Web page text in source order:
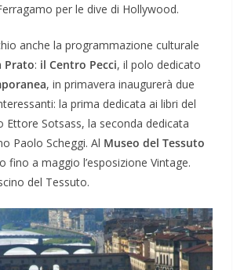
per le dive di Hollywood.
anche la programmazione culturale
Prato: il Centro Pecci, il polo dedicato
, in primavera inaugurerà due
la prima dedicata ai libri del
Ettore Sotsass, la seconda dedicata
Paolo Scheggi. Al Museo del Tessuto
fino a maggio l’esposizione Vintage.
del Tessuto.